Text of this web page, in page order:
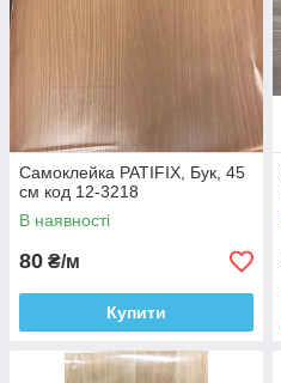
Самоклейка PATIFIX, Бук, 45
см код 12-3218
В наявності
80 ₴/м
Купити